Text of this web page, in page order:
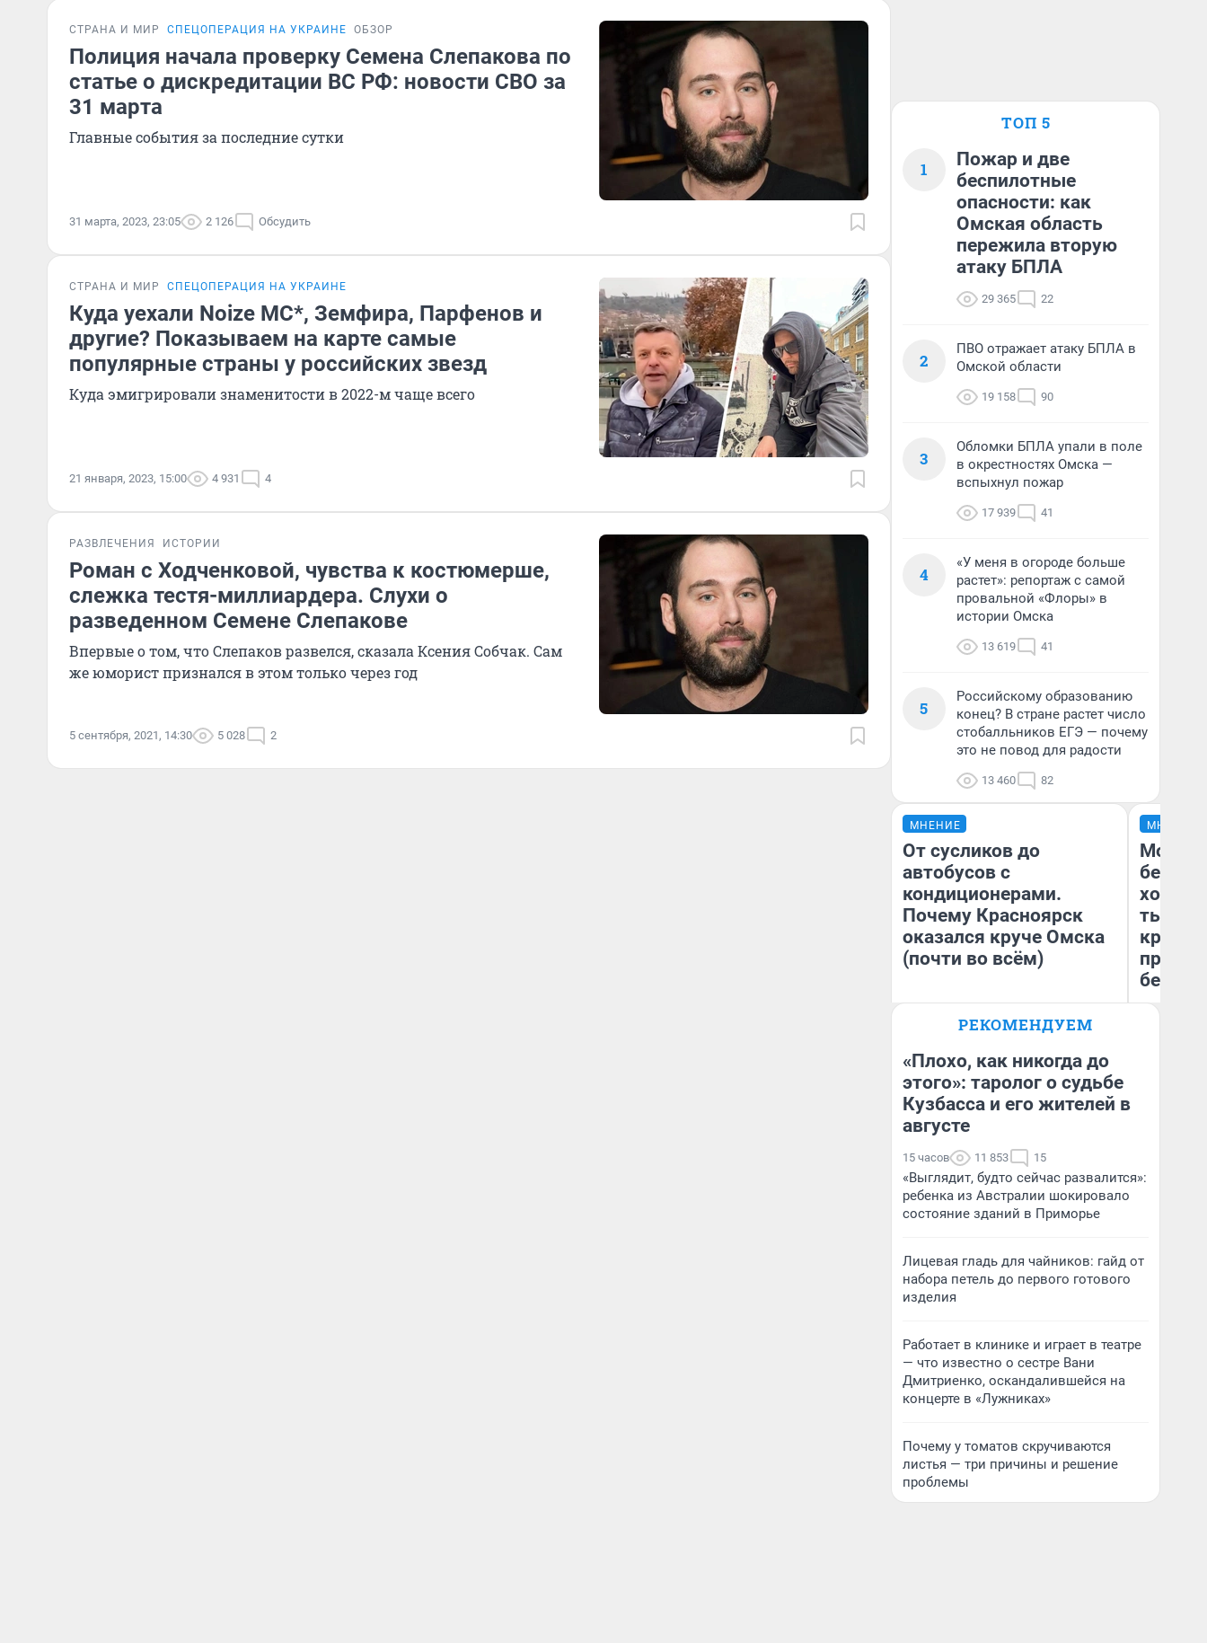
СТРАНА И МИР СПЕЦОПЕРАЦИЯ НА УКРАИНЕ ОБЗОР
Полиция начала проверку Семена Слепакова по
статье о дискредитации ВС РФ: новости СВО за
31 марта
Главные события за последние сутки
31 марта, 2023, 23:05 2 126 Обсудить
СТРАНА И МИР СПЕЦОПЕРАЦИЯ НА УКРАИНЕ
Куда уехали Noize MC*, Земфира, Парфенов и
другие? Показываем на карте самые
популярные страны у российских звезд
Куда эмигрировали знаменитости в 2022-м чаще всего
21 января, 2023, 15:00 4 931 4
РАЗВЛЕЧЕНИЯ ИСТОРИИ
Роман с Ходченковой, чувства к костюмерше,
слежка тестя-миллиардера. Слухи о
разведенном Семене Слепакове
Впервые о том, что Слепаков развелся, сказала Ксения Собчак. Сам
же юморист признался в этом только через год
5 сентября, 2021, 14:30 5 028 2
ТОП 5
1
Пожар и две
беспилотные
опасности: как
Омская область
пережила вторую
атаку БПЛА
29 365 22
2
ПВО отражает атаку БПЛА в
Омской области
19 158 90
3
Обломки БПЛА упали в поле
в окрестностях Омска —
вспыхнул пожар
17 939 41
4
«У меня в огороде больше
растет»: репортаж с самой
провальной «Флоры» в
истории Омска
13 619 41
5
Российскому образованию
конец? В стране растет число
стобалльников ЕГЭ — почему
это не повод для радости
13 460 82
МНЕНИЕ
От сусликов до
автобусов с
кондиционерами.
Почему Красноярск
оказался круче Омска
(почти во всём)
МНЕНИЕ
Мой
хотела
тысяч,
РЕКОМЕНДУЕМ
«Плохо, как никогда до
этого»: таролог о судьбе
Кузбасса и его жителей в
августе
15 часов 11 853 15
«Выглядит, будто сейчас развалится»:
ребенка из Австралии шокировало
состояние зданий в Приморье
Лицевая гладь для чайников: гайд от
набора петель до первого готового
изделия
Работает в клинике и играет в театре
— что известно о сестре Вани
Дмитриенко, оскандалившейся на
концерте в «Лужниках»
Почему у томатов скручиваются
листья — три причины и решение
проблемы